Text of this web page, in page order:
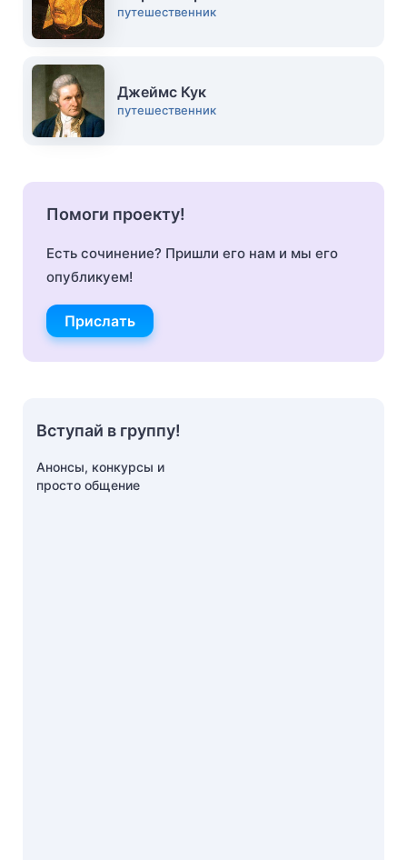
путешественник
Джеймс Кук
путешественник
Помоги проекту!
Есть сочинение? Пришли его нам и мы его
опубликуем!
Прислать
Вступай в группу!
Анонсы, конкурсы и
просто общение